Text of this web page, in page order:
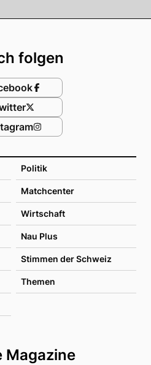
Politik
Matchcenter
Wirtschaft
Nau Plus
Stimmen der Schweiz
Themen
Magazine
folgen